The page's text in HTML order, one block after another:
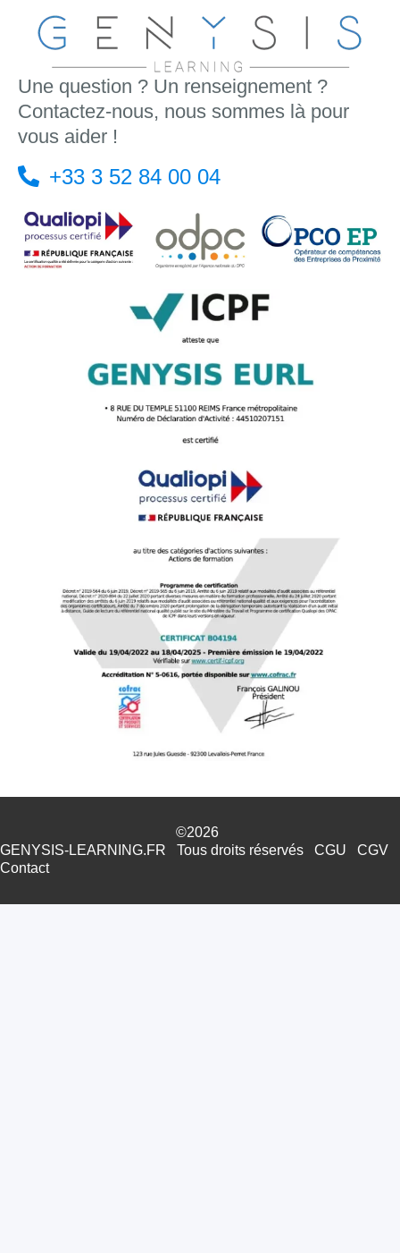
Une question ? Un renseignement ?
Contactez-nous, nous sommes là pour
vous aider !
+33 3 52 84 00 04
©2026
GENYSIS-LEARNING.FR
Tous droits réservés CGU
CGV
Contact